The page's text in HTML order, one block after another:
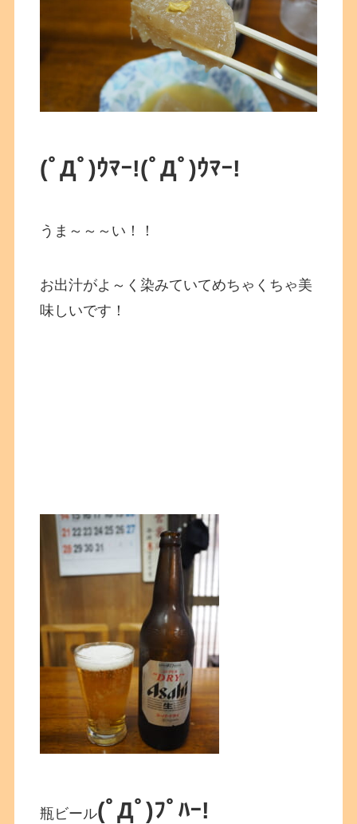
(ﾟДﾟ)ｳﾏｰ!(ﾟДﾟ)ｳﾏｰ!
うま～～～い！！
お出汁がよ～く染みていてめちゃくちゃ美
味しいです！
瓶ビール(ﾟДﾟ)ﾌﾟﾊｰ!